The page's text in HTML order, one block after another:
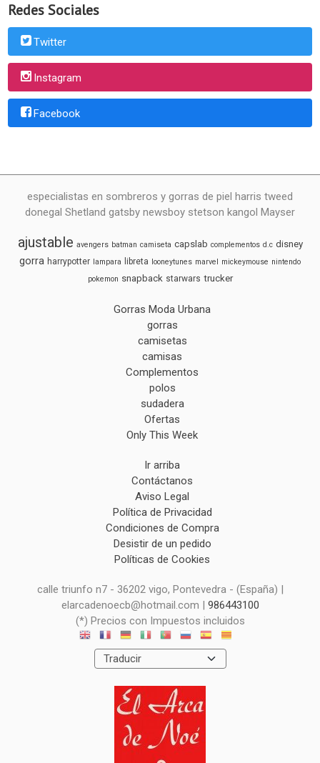
Redes Sociales
Twitter
Instagram
Facebook
especialistas en sombreros y gorras de piel harris tweed
donegal Shetland gatsby newsboy stetson kangol Mayser
ajustable avengers batman camiseta capslab complementos d.c disney
gorra harrypotter lampara libreta looneytunes marvel mickeymouse nintendo
pokemon snapback starwars trucker
Gorras Moda Urbana
gorras
camisetas
camisas
Complementos
polos
sudadera
Ofertas
Only This Week
Ir arriba
Contáctanos
Aviso Legal
Política de Privacidad
Condiciones de Compra
Desistir de un pedido
Políticas de Cookies
calle triunfo n7 - 36202 vigo, Pontevedra - (España) |
elarcadenoecb@hotmail.com | 986443100
(*) Precios con Impuestos incluidos